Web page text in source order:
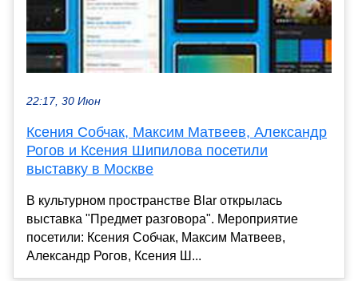
22:17, 30 Июн
Ксения Собчак, Максим Матвеев, Александр
Рогов и Ксения Шипилова посетили
выставку в Москве
В культурном пространстве Blar открылась
выставка "Предмет разговора". Мероприятие
посетили: Ксения Собчак, Максим Матвеев,
Александр Рогов, Ксения Ш...